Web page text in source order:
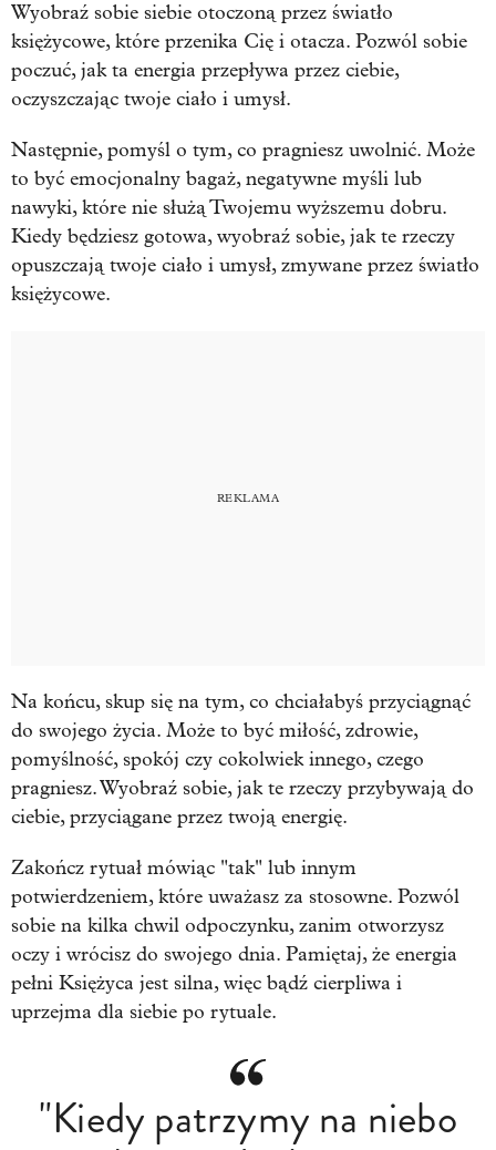
Wyobraź sobie siebie otoczoną przez światło
księżycowe, które przenika Cię i otacza. Pozwól sobie
poczuć, jak ta energia przepływa przez ciebie,
oczyszczając twoje ciało i umysł.
Następnie, pomyśl o tym, co pragniesz uwolnić. Może
to być emocjonalny bagaż, negatywne myśli lub
nawyki, które nie służą Twojemu wyższemu dobru.
Kiedy będziesz gotowa, wyobraź sobie, jak te rzeczy
opuszczają twoje ciało i umysł, zmywane przez światło
księżycowe.
Na końcu, skup się na tym, co chciałabyś przyciągnąć
do swojego życia. Może to być miłość, zdrowie,
pomyślność, spokój czy cokolwiek innego, czego
pragniesz. Wyobraź sobie, jak te rzeczy przybywają do
ciebie, przyciągane przez twoją energię.
Zakończ rytuał mówiąc "tak" lub innym
potwierdzeniem, które uważasz za stosowne. Pozwól
sobie na kilka chwil odpoczynku, zanim otworzysz
oczy i wrócisz do swojego dnia. Pamiętaj, że energia
pełni Księżyca jest silna, więc bądź cierpliwa i
uprzejma dla siebie po rytuale.
"Kiedy patrzymy na niebo